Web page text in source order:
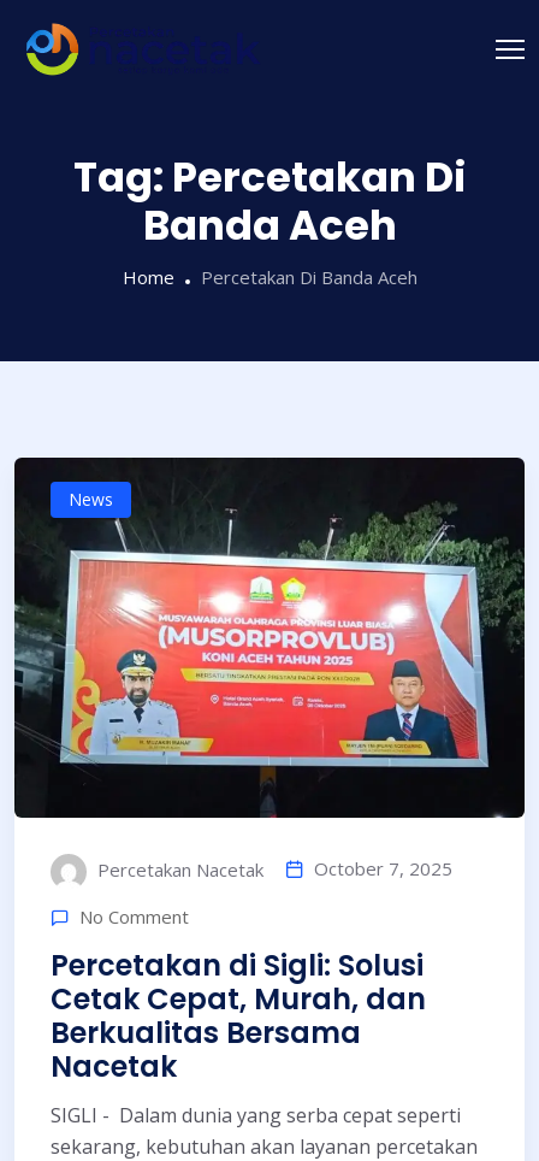
Tag: Percetakan Di
Banda Aceh
Home Percetakan Di Banda Aceh
News
Percetakan Nacetak October 7, 2025
No Comment
Percetakan di Sigli: Solusi
Cetak Cepat, Murah, dan
Berkualitas Bersama
Nacetak
SIGLI - Dalam dunia yang serba cepat seperti
sekarang, kebutuhan akan layanan percetakan